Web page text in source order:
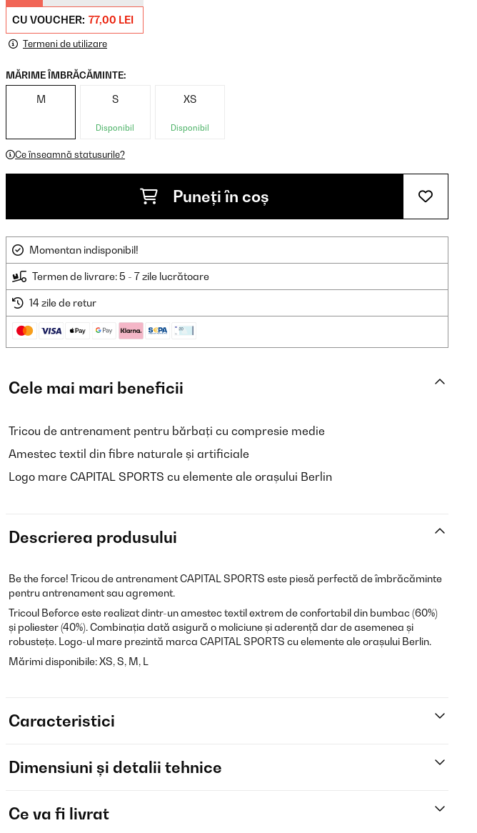
CU VOUCHER: 77,00 LEI
Termeni de utilizare
MĂRIME ÎMBRĂCĂMINTE:
M S
Disponibil
XS
Disponibil
Ce înseamnă statusurile?
Puneți în coș
Momentan indisponibil!
Termen de livrare: 5 - 7 zile lucrătoare
14 zile de retur
Cele mai mari beneficii
Tricou de antrenament pentru bărbați cu compresie medie
Amestec textil din fibre naturale și artificiale
Logo mare CAPITAL SPORTS cu elemente ale orașului Berlin
Descrierea produsului
Be the force! Tricou de antrenament CAPITAL SPORTS este piesă perfectă de îmbrăcăminte
pentru antrenament sau agrement.
Tricoul Beforce este realizat dintr-un amestec textil extrem de confortabil din bumbac (60%)
și poliester (40%). Combinația dată asigură o moliciune și aderență dar de asemenea și
robustețe. Logo-ul mare prezintă marca CAPITAL SPORTS cu elemente ale orașului Berlin.
Mărimi disponibile: XS, S, M, L
Caracteristici
Dimensiuni și detalii tehnice
Ce va fi livrat